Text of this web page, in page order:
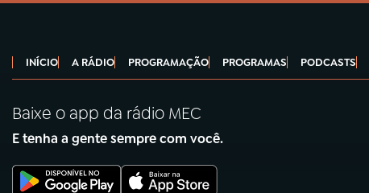
INÍCIO A RÁDIO PROGRAMAÇÃO PROGRAMAS PODCASTS
Baixe o app da rádio MEC
E tenha a gente sempre com você.